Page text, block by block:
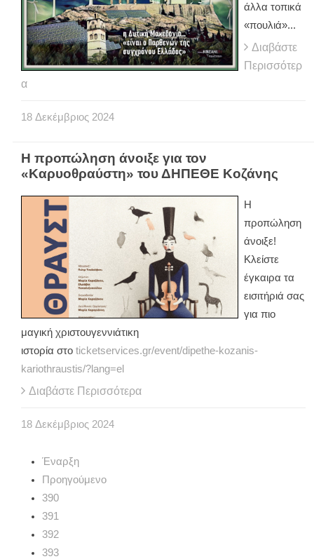
άλλα τοπικά
«πουλιά»...
Διαβάστε
Περισσότερ
α
18 Δεκέμβριος 2024
Η προπώληση άνοιξε για τον
«Καρυοθραύστη» του ΔΗΠΕΘΕ Κοζάνης
Η
προπώληση
άνοιξε!
Κλείστε
έγκαιρα τα
εισιτήριά σας
για πιο
μαγική χριστουγεννιάτικη
ιστορία στο ticketservices.gr/event/dipethe-kozanis-
kariothraustis/?lang=el
Διαβάστε Περισσότερα
18 Δεκέμβριος 2024
Έναρξη
Προηγούμενο
390
391
392
393